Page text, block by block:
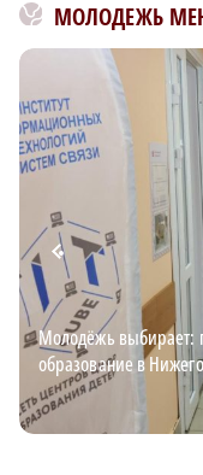
МОЛОДЕЖЬ
Молодёжь выбирает:
образование в